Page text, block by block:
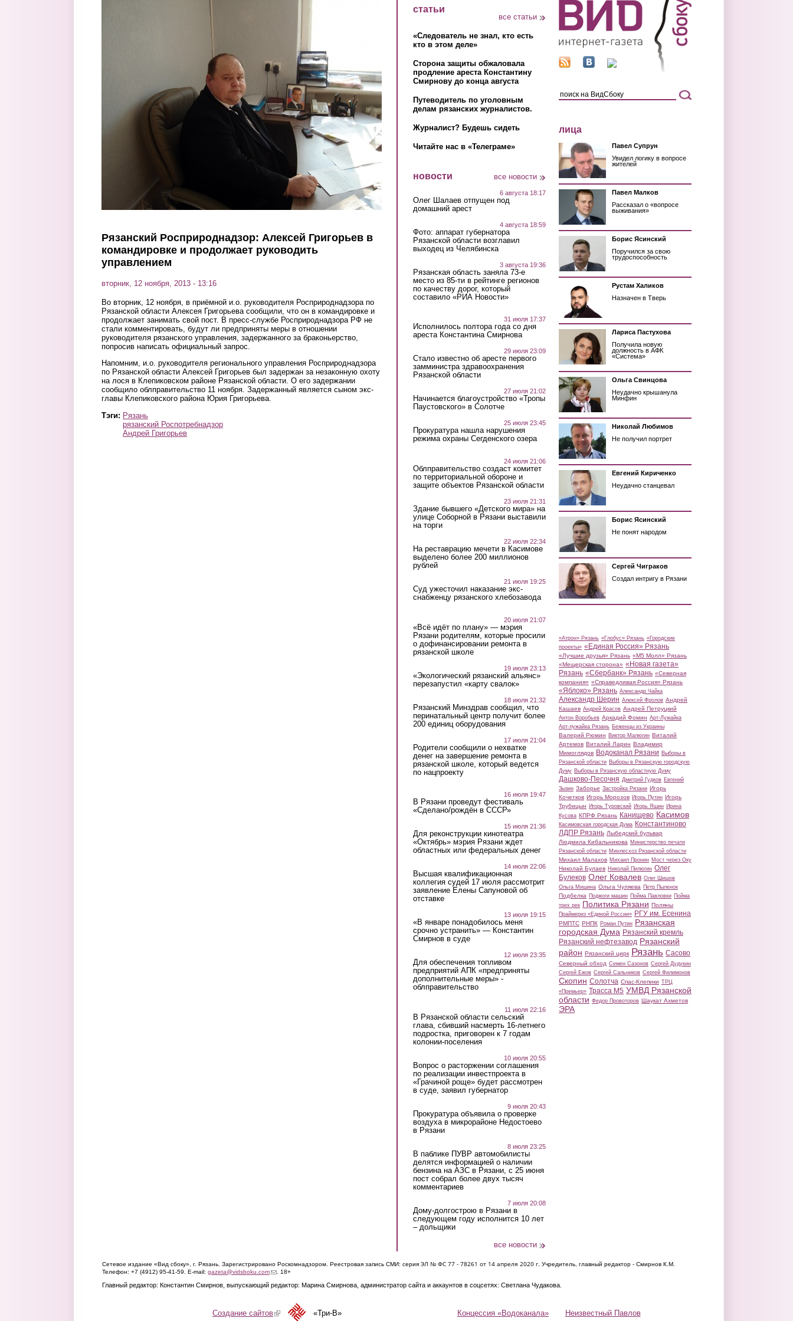
Рязанский Росприроднадзор: Алексей Григорьев в
командировке и продолжает руководить
управлением
вторник, 12 ноября, 2013 - 13:16
Во вторник, 12 ноября, в приёмной и.о. руководителя Росприроднадзора по
Рязанской области Алексея Григорьева сообщили, что он в командировке и
продолжает занимать свой пост. В пресс-службе Росприроднадзора РФ не
стали комментировать, будут ли предприняты меры в отношении
руководителя рязанского управления, задержанного за браконьерство,
попросив написать официальный запрос.
Напомним, и.о. руководителя регионального управления Росприроднадзора
по Рязанской области Алексей Григорьев был задержан за незаконную охоту
на лося в Клепиковском районе Рязанской области. О его задержании
сообщило облправительство 11 ноября. Задержанный является сыном экс-
главы Клепиковского района Юрия Григорьева.
Тэги: Рязань
рязанский Роспотребнадзор
Андрей Григорьев
статьи
все статьи
«Следователь не знал, кто есть
кто в этом деле»
Сторона защиты обжаловала
продление ареста Константину
Смирнову до конца августа
Путеводитель по уголовным
делам рязанских журналистов.
Журналист? Будешь сидеть
Читайте нас в «Телеграме»
новости все новости
6 августа 18:17
Олег Шалаев отпущен под
домашний арест
4 августа 18:59
Фото: аппарат губернатора
Рязанской области возглавил
выходец из Челябинска
3 августа 19:36
Рязанская область заняла 73-е
место из 85-ти в рейтинге регионов
по качеству дорог, который
составило «РИА Новости»
31 июля 17:37
Исполнилось полтора года со дня
ареста Константина Смирнова
29 июля 23:09
Стало известно об аресте первого
замминистра здравоохранения
Рязанской области
27 июля 21:02
Начинается благоустройство «Тропы
Паустовского» в Солотче
25 июля 23:45
Прокуратура нашла нарушения
режима охраны Сегденского озера
24 июля 21:06
Облправительство создаст комитет
по территориальной обороне и
защите объектов Рязанской области
23 июля 21:31
Здание бывшего «Детского мира» на
улице Соборной в Рязани выставили
на торги
22 июля 22:34
На реставрацию мечети в Касимове
выделено более 200 миллионов
рублей
21 июля 19:25
Суд ужесточил наказание экс-
снабженцу рязанского хлебозавода
20 июля 21:07
«Всё идёт по плану» — мэрия
Рязани родителям, которые просили
о дофинансировании ремонта в
рязанской школе
19 июля 23:13
«Экологический рязанский альянс»
перезапустил «карту свалок»
18 июля 21:32
Рязанский Минздрав сообщил, что
перинатальный центр получит более
200 единиц оборудования
17 июля 21:04
Родители сообщили о нехватке
денег на завершение ремонта в
рязанской школе, который ведется
по нацпроекту
16 июля 19:47
В Рязани проведут фестиваль
«Сделано/рождён в СССР»
15 июля 21:36
Для реконструкции кинотеатра
«Октябрь» мэрия Рязани ждет
областных или федеральных денег
14 июля 22:06
Высшая квалификационная
коллегия судей 17 июля рассмотрит
заявление Елены Сапуновой об
отставке
13 июля 19:15
«В январе понадобилось меня
срочно устранить» — Константин
Смирнов в суде
12 июля 23:35
Для обеспечения топливом
предприятий АПК «предприняты
дополнительные меры» -
облправительство
11 июля 22:16
В Рязанской области сельский
глава, сбивший насмерть 16-летнего
подростка, приговорен к 7 годам
колонии-поселения
10 июля 20:55
Вопрос о расторжении соглашения
по реализации инвестпроекта в
«Грачиной роще» будет рассмотрен
в суде, заявил губернатор
9 июля 20:43
Прокуратура объявила о проверке
воздуха в микрорайоне Недостоево
в Рязани
8 июля 23:25
В паблике ПУВР автомобилисты
делятся информацией о наличии
бензина на АЗС в Рязани, с 25 июня
пост собрал более двух тысяч
комментариев
7 июля 20:08
Дому-долгострою в Рязани в
следующем году исполнится 10 лет
– дольщики
все новости
лица
Павел Супрун
Увидел логику в вопросе
жителей
Павел Малков
Рассказал о «вопросе
выживания»
Борис Ясинский
Поручился за свою
трудоспособность
Рустам Халиков
Назначен в Тверь
Лариса Пастухова
Получила новую
должность в АФК
«Система»
Ольга Свинцова
Неудачно крышанула
Минфин
Николай Любимов
Не получил портрет
Евгений Кириченко
Неудачно станцевал
Борис Ясинский
Не понят народом
Сергей Чиграков
Создал интригу в Рязани
«Атрон» Рязань «Глобус» Рязань «Городские
проекты» «Единая Россия» Рязань
«Лучшие друзья» Рязань «М5 Молл» Рязань
«Мещерская сторона» «Новая газета»
Рязань «Сбербанк» Рязань «Северная
компания» «Справедливая Россия» Рязань
«Яблоко» Рязань Александр Чайка
Александр Шерин Алексей Фролов Андрей
Кашаев Андрей Красов Андрей Петруцкий
Антон Воробьев Аркадий Фомин Арт-Лужайка
Арт-лужайка Рязань Беженцы из Украины
Валерий Рюмин Виктор Малюгин Виталий
Артемов Виталий Ларин Владимир
Мимоглядов Водоканал Рязани Выборы в
Рязанской области Выборы в Рязанскую городскую
Думу Выборы в Рязанскую областную Думу
Дашково-Песочня Дмитрий Гудков Евгений
Зызин Заборье Застройка Рязани Игорь
Кочетков Игорь Морозов Игорь Путин Игорь
Трубицын Игорь Туровский Игорь Яшин Ирина
Кусова КПРФ Рязань Канищево Касимов
Касимовская городская Дума Константиново
ЛДПР Рязань Лыбедский бульвар
Людмила Кибальникова Министерство печати
Рязанской области Минлесхоз Рязанской области
Михаил Малахов Михаил Пронин Мост через Оку
Николай Булаев Николай Пилюгин Олег
Булеков Олег Ковалев Олег Шишов
Ольга Мишина Ольга Чуляева Петр Пыленок
Подбелка Поджоги машин Пойма Павловки Пойма
трех рек Политика Рязани Поляны
Праймериз «Единой России» РГУ им. Есенина
РМПТС РНПК Роман Путин Рязанская
городская Дума Рязанский кремль
Рязанский нефтезавод Рязанский
район Рязанский цирк Рязань Сасово
Северный обход Семен Сазонов Сергей Дудукин
Сергей Ежов Сергей Сальников Сергей Филимонов
Скопин Солотча Спас-Клепики ТРЦ
«Премьер» Трасса М5 УМВД Рязанской
области Федор Провоторов Шаукат Ахметов
ЭРА
Сетевое издание «Вид сбоку», г. Рязань. Зарегистрировано Роскомнадзором. Реестровая запись СМИ: серия ЭЛ № ФС 77 - 78261 от 14 апреля 2020 г. Учредитель, главный редактор - Смирнов К.М.
Телефон: +7 (4912) 95-41-59. E-mail: gazeta@vidsboku.com(link sends e-mail)
. 18+
Главный редактор: Константин Смирнов, выпускающий редактор: Марина Смирнова, администратор сайта и аккаунтов в соцсетях: Светлана Чудакова.
Концессия «Водоканала» Неизвестный Павлов
Создание сайтов(link is external)«Три-В»